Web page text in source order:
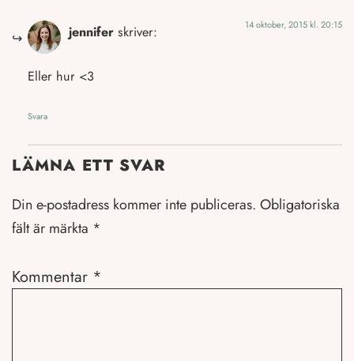
jennifer skriver: 14 oktober, 2015 kl. 20:15
Eller hur <3
Svara
LÄMNA ETT SVAR
Din e-postadress kommer inte publiceras. Obligatoriska
fält är märkta *
Kommentar *